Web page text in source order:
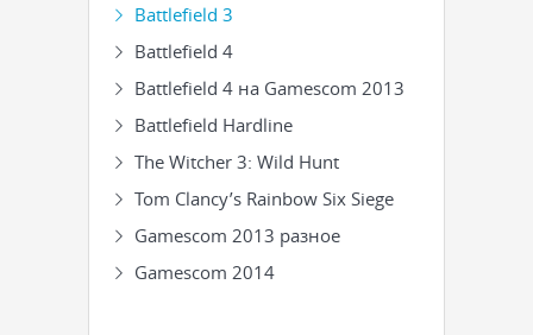
Battlefield 3
Battlefield 4
Battlefield 4 на Gamescom 2013
Battlefield Hardline
The Witcher 3: Wild Hunt
Tom Clancy’s Rainbow Six Siege
Gamescom 2013 разное
Gamescom 2014